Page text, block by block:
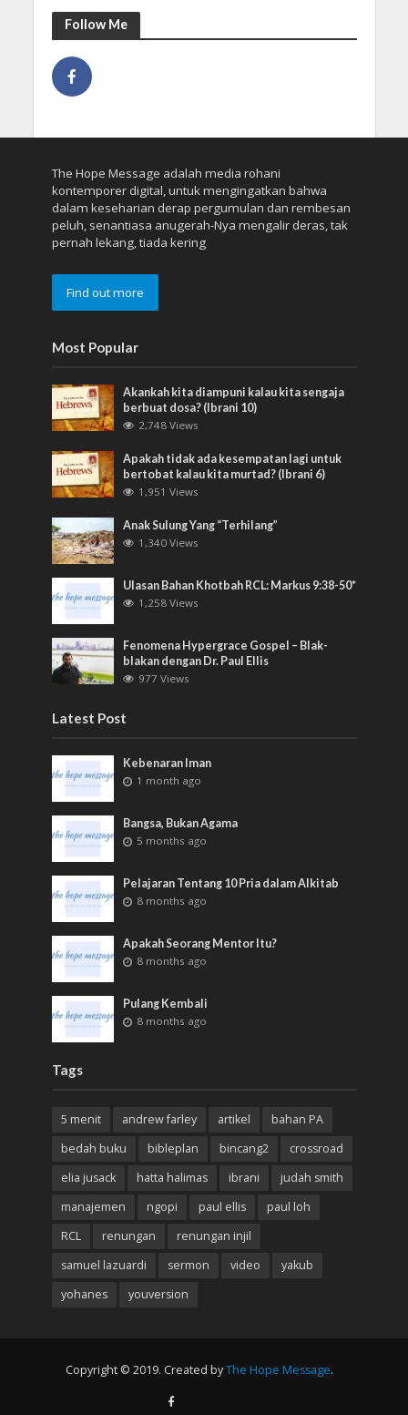
Follow Me
The Hope Message adalah media rohani
kontemporer digital, untuk mengingatkan bahwa
dalam keseharian derap pergumulan dan rembesan
peluh, senantiasa anugerah-Nya mengalir deras, tak
pernah lekang, tiada kering
Find out more
Most Popular
Akankah kita diampuni kalau kita sengaja
berbuat dosa? (Ibrani 10)
2,748 Views
Apakah tidak ada kesempatan lagi untuk
bertobat kalau kita murtad? (Ibrani 6)
1,951 Views
Anak Sulung Yang “Terhilang”
1,340 Views
Ulasan Bahan Khotbah RCL: Markus 9:38-50*
1,258 Views
Fenomena Hypergrace Gospel – Blak-
blakan dengan Dr. Paul Ellis
977 Views
Latest Post
Kebenaran Iman
1 month ago
Bangsa, Bukan Agama
5 months ago
Pelajaran Tentang 10 Pria dalam Alkitab
8 months ago
Apakah Seorang Mentor Itu?
8 months ago
Pulang Kembali
8 months ago
Tags
5 menit andrew farley artikel
bahan PA
bedah buku
bibleplan bincang2
crossroad
elia jusack
hatta halimas ibrani
judah smith
manajemen
ngopi paul ellis
paul loh
RCL
renungan
renungan injil
samuel lazuardi
sermon video
yakub
yohanes
youversion
Copyright © 2019. Created byThe Hope Message.